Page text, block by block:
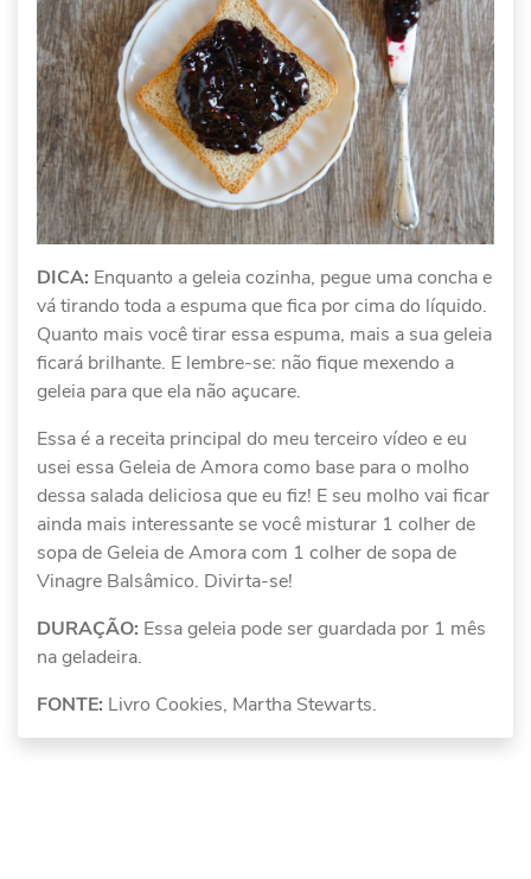
DICA: Enquanto a geleia cozinha, pegue uma concha e
vá tirando toda a espuma que fica por cima do líquido.
Quanto mais você tirar essa espuma, mais a sua geleia
ficará brilhante. E lembre-se: não fique mexendo a
geleia para que ela não açucare.
Essa é a receita principal do meu terceiro vídeo e eu
usei essa Geleia de Amora como base para o molho
dessa salada deliciosa que eu fiz! E seu molho vai ficar
ainda mais interessante se você misturar 1 colher de
sopa de Geleia de Amora com 1 colher de sopa de
Vinagre Balsâmico. Divirta-se!
DURAÇÃO: Essa geleia pode ser guardada por 1 mês
na geladeira.
FONTE: Livro Cookies, Martha Stewarts.